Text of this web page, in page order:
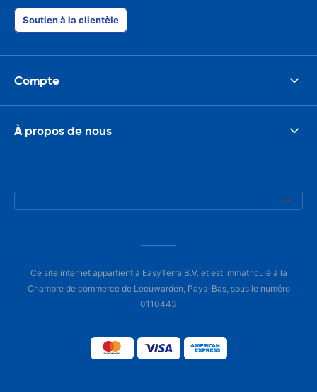
Soutien à la clientèle
Compte
À propos de nous
Ce site internet appartient à EasyTerra B.V. et est immatriculé à la
Chambre de commerce de Leeuwarden, Pays-Bas, sous le numéro
0110443